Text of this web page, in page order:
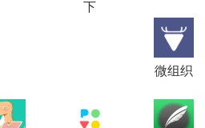
下
微组织